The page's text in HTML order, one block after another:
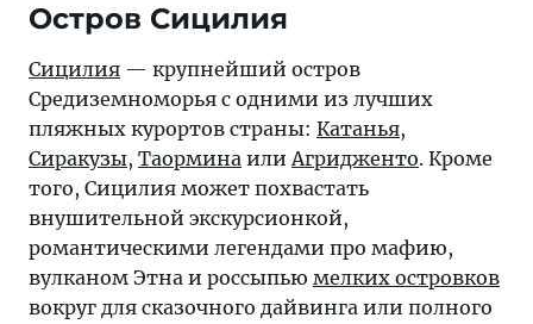
Остров Сицилия
Сицилия — крупнейший остров
Средиземноморья с одними из лучших
пляжных курортов страны: Катанья,
Сиракузы, Таормина илиАгридженто. Кроме
того, Сицилия может похвастать
внушительной экскурсионкой,
романтическими легендами про мафию,
вулканом Этна и россыпью мелких островков
вокруг для сказочного дайвинга или полного